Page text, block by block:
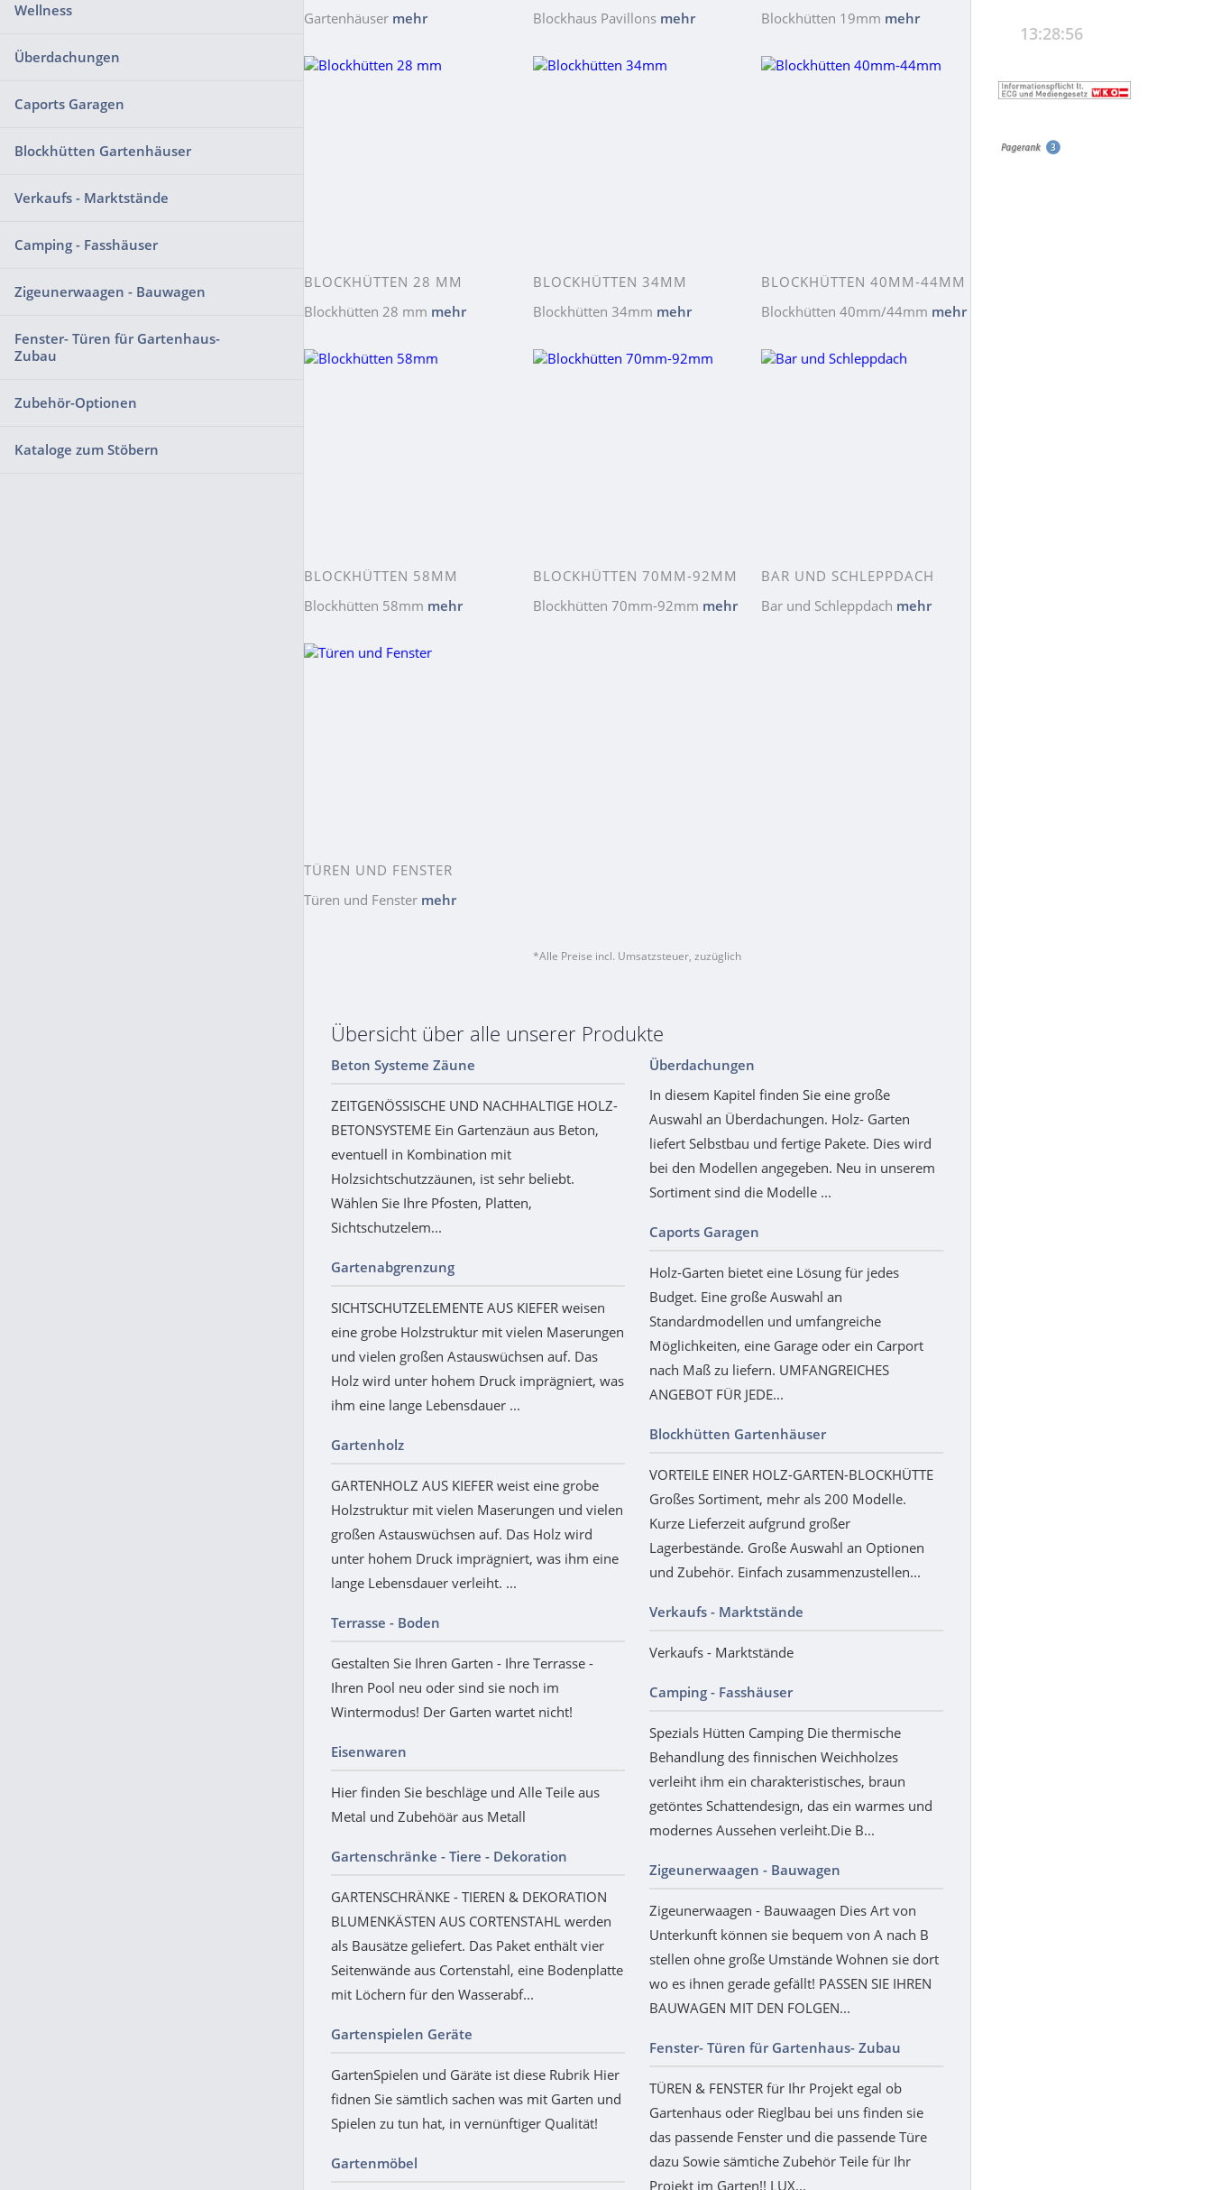
Wellness
Überdachungen
Caports Garagen
Blockhütten Gartenhäuser
Verkaufs - Marktstände
Camping - Fasshäuser
Zigeunerwaagen - Bauwagen
Fenster- Türen für Gartenhaus-
Zubau
Zubehör-Optionen
Kataloge zum Stöbern
Gartenhäuser mehr
Blockhaus Pavillons mehr
Blockhütten 19mm mehr
BLOCKHÜTTEN 28 MM
Blockhütten 28 mm mehr
BLOCKHÜTTEN 34MM
Blockhütten 34mm mehr
BLOCKHÜTTEN 40MM-44MM
Blockhütten 40mm/44mm mehr
BLOCKHÜTTEN 58MM
Blockhütten 58mm mehr
BLOCKHÜTTEN 70MM-92MM
Blockhütten 70mm-92mm mehr
BAR UND SCHLEPPDACH
Bar und Schleppdach mehr
TÜREN UND FENSTER
Türen und Fenster mehr
*Alle Preise incl. Umsatzsteuer, zuzüglich
Übersicht über alle unserer Produkte
Beton Systeme Zäune
ZEITGENÖSSISCHE UND NACHHALTIGE HOLZ-
BETONSYSTEME Ein Gartenzäun aus Beton,
eventuell in Kombination mit
Holzsichtschutzzäunen, ist sehr beliebt.
Wählen Sie Ihre Pfosten, Platten,
Sichtschutzelem...
Gartenabgrenzung
SICHTSCHUTZELEMENTE AUS KIEFER weisen
eine grobe Holzstruktur mit vielen Maserungen
und vielen großen Astauswüchsen auf. Das
Holz wird unter hohem Druck imprägniert, was
ihm eine lange Lebensdauer ...
Gartenholz
GARTENHOLZ AUS KIEFER weist eine grobe
Holzstruktur mit vielen Maserungen und vielen
großen Astauswüchsen auf. Das Holz wird
unter hohem Druck imprägniert, was ihm eine
lange Lebensdauer verleiht. ...
Terrasse - Boden
Gestalten Sie Ihren Garten - Ihre Terrasse -
Ihren Pool neu oder sind sie noch im
Wintermodus! Der Garten wartet nicht!
Eisenwaren
Hier finden Sie beschläge und Alle Teile aus
Metal und Zubehöär aus Metall
Gartenschränke - Tiere - Dekoration
GARTENSCHRÄNKE - TIEREN & DEKORATION
BLUMENKÄSTEN AUS CORTENSTAHL werden
als Bausätze geliefert. Das Paket enthält vier
Seitenwände aus Cortenstahl, eine Bodenplatte
mit Löchern für den Wasserabf...
Gartenspielen Geräte
GartenSpielen und Gäräte ist diese Rubrik Hier
fidnen Sie sämtlich sachen was mit Garten und
Spielen zu tun hat, in vernünftiger Qualität!
Gartenmöbel
Überdachungen
In diesem Kapitel finden Sie eine große
Auswahl an Überdachungen. Holz- Garten
liefert Selbstbau und fertige Pakete. Dies wird
bei den Modellen angegeben. Neu in unserem
Sortiment sind die Modelle ...
Caports Garagen
Holz-Garten bietet eine Lösung für jedes
Budget. Eine große Auswahl an
Standardmodellen und umfangreiche
Möglichkeiten, eine Garage oder ein Carport
nach Maß zu liefern. UMFANGREICHES
ANGEBOT FÜR JEDE...
Blockhütten Gartenhäuser
VORTEILE EINER HOLZ-GARTEN-BLOCKHÜTTE
Großes Sortiment, mehr als 200 Modelle.
Kurze Lieferzeit aufgrund großer
Lagerbestände. Große Auswahl an Optionen
und Zubehör. Einfach zusammenzustellen...
Verkaufs - Marktstände
Verkaufs - Marktstände
Camping - Fasshäuser
Spezials Hütten Camping Die thermische
Behandlung des finnischen Weichholzes
verleiht ihm ein charakteristisches, braun
getöntes Schattendesign, das ein warmes und
modernes Aussehen verleiht.Die B...
Zigeunerwaagen - Bauwagen
Zigeunerwaagen - Bauwaagen Dies Art von
Unterkunft können sie bequem von A nach B
stellen ohne große Umstände Wohnen sie dort
wo es ihnen gerade gefällt! PASSEN SIE IHREN
BAUWAGEN MIT DEN FOLGEN...
Fenster- Türen für Gartenhaus- Zubau
TÜREN & FENSTER für Ihr Projekt egal ob
Gartenhaus oder Rieglbau bei uns finden sie
das passende Fenster und die passende Türe
dazu Sowie sämtiche Zubehör Teile für Ihr
Projekt im Garten!! LUX...